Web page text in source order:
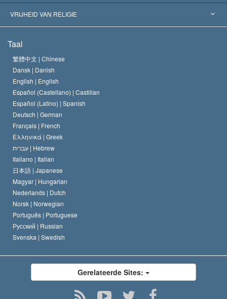
Historische Beslissingen
’s Werelds Meest Vooraanstaande Experts
L. Ron Hubbard
Het Credo van de Scientology Kerk
De Code van een Scientoloog
David Miscavige
VRIJHEID VAN RELIGIE
Internationale Mensenrechten Standaards
Verklaring over Religie
Taal
繁體中文 | Chinese
Dansk | Danish
English | English
Español (Castellano) | Castilian
Español (Latino) | Spanish
Deutsch | German
Français | French
Ελληνικά | Greek
עברית | Hebrew
Italiano | Italian
日本語 | Japanese
Magyar | Hungarian
Nederlands | Dutch
Norsk | Norwegian
Português | Portuguese
Русский | Russian
Svenska | Swedish
Gerelateerde Sites: